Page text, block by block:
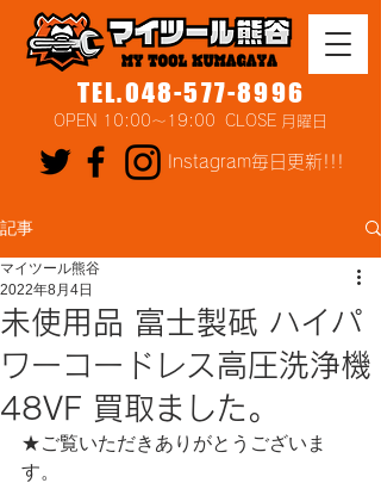
TEL.048-577-8996
OPEN 10:00～19:00 CLOSE 月曜日
Instagram毎日更新!!!
記事
未使用品 富士製砥 ハイパ
ワーコードレス高圧洗浄機
48VF 買取ました。
マイツール熊谷
2022年8月4日
★ご覧いただきありがとうございま
す。